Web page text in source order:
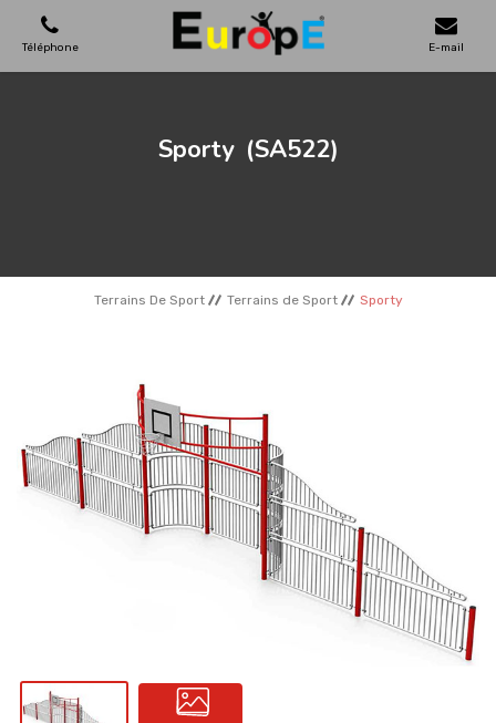
Téléphone E-mail
SKATEPARKS
REFERENCES
CONTACT
Sporty (SA522)
Terrains De Sport Terrains de Sport Sporty